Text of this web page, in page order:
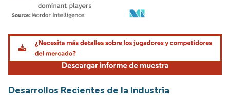
Imagen © Mordor Intelligence. El uso requiere atribución según CC BY 4.0.
Desarrollos Recientes de la Industria